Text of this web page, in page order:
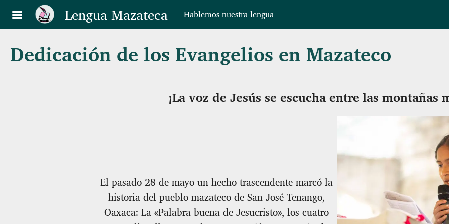
Pasar al contenido principalLengua Mazateca Hablemos nuestra lengua
Dedicación de los Evangelios en Mazateco
¡La voz de Jesús se escucha entre las montañas
El pasado 28 de mayo un hecho trascendente marcó la
historia del pueblo mazateco de San José Tenango,
Oaxaca: La «Palabra buena de Jesucristo», los cuatro